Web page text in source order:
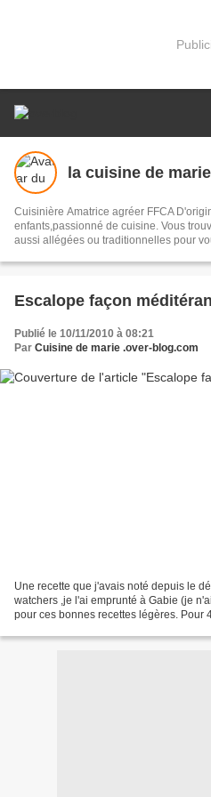
la cuisine de marie
Cuisinière Amatrice agréer FFCA
enfants,passionné de cuisine. Vous
aussi allégées ou traditionnelles pour
Escalope façon
Publié le 10/11/2010 à 08:21
Par Cuisine de marie .over-blog.com
Une recette que j'avais noté depuis le
watchers ,je l'ai emprunté à Gabie (je
pour ces bonnes recettes légères. Pour